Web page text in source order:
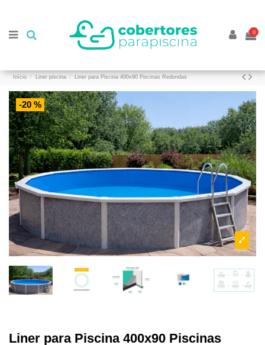
0
Início Liner piscina Liner para Piscina 400x90 Piscinas Redondas
-20 %
Liner para Piscina 400x90 Piscinas